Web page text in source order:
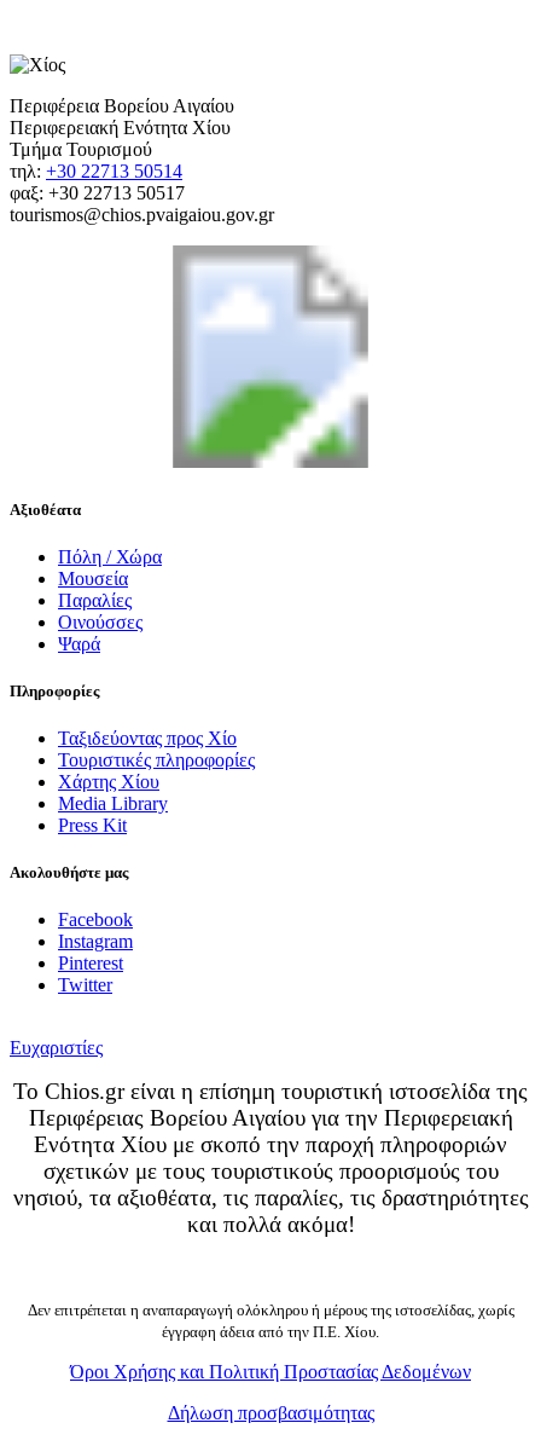
Περιφέρεια Βορείου Αιγαίου
Περιφερειακή Ενότητα Χίου
Τμήμα Τουρισμού
τηλ: +30 22713 50514
φαξ: +30 22713 50517
tourismos@chios.pvaigaiou.gov.gr
Αξιοθέατα
Πόλη / Χώρα
Μουσεία
Παραλίες
Οινούσσες
Ψαρά
Πληροφορίες
Ταξιδεύοντας προς Χίο
Τουριστικές πληροφορίες
Χάρτης Χίου
Media Library
Press Kit
Ακολουθήστε μας
Facebook
Instagram
Pinterest
Twitter
Ευχαριστίες
Το Chios.gr είναι η επίσημη τουριστική ιστοσελίδα της
Περιφέρειας Βορείου Αιγαίου για την Περιφερειακή
Ενότητα Χίου με σκοπό την παροχή πληροφοριών
σχετικών με τους τουριστικούς προορισμούς του
νησιού, τα αξιοθέατα, τις παραλίες, τις δραστηριότητες
και πολλά ακόμα!
Δεν επιτρέπεται η αναπαραγωγή ολόκληρου ή μέρους της ιστοσελίδας, χωρίς
έγγραφη άδεια από την Π.Ε. Χίου.
Όροι Χρήσης και Πολιτική Προστασίας Δεδομένων
Δήλωση προσβασιμότητας